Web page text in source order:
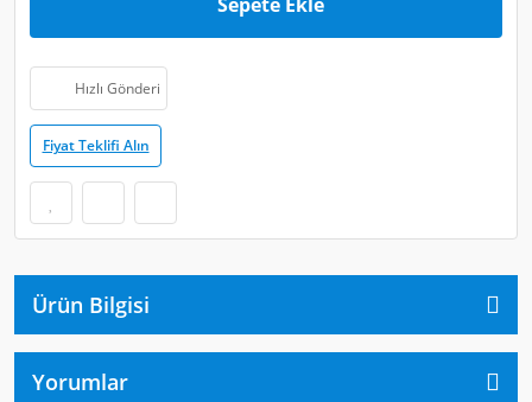
Hızlı Gönderi
Fiyat Teklifi Alın
Ürün Bilgisi
Yorumlar